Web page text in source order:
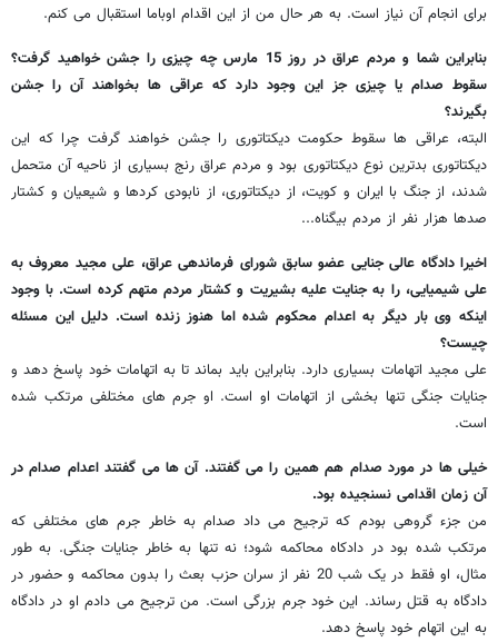
برای انجام آن نیاز است. به هر حال من از این اقدام اوباما استقبال می کنم.
بنابراین شما و مردم عراق در روز 15 مارس چه چیزی را جشن خواهید گرفت؟
سقوط صدام یا چیزی جز این وجود دارد که عراقی ها بخواهند آن را جشن
بگیرند؟
البته، عراقی ها سقوط حکومت دیکتاتوری را جشن خواهند گرفت چرا که این
دیکتاتوری بدترین نوع دیکتاتوری بود و مردم عراق رنج بسیاری از ناحیه آن متحمل
شدند، از جنگ با ایران و کویت، از دیکتاتوری، از نابودی کردها و شیعیان و کشتار
صدها هزار نفر از مردم بیگناه...
اخیرا دادگاه عالی جنایی عضو سابق شورای فرماندهی عراق، علی مجید معروف به
علی شیمیایی، را به جنایت علیه بشیریت و کشتار مردم متهم کرده است. با وجود
اینکه وی بار دیگر به اعدام محکوم شده اما هنوز زنده است. دلیل این مسئله
چیست؟
علی مجید اتهامات بسیاری دارد. بنابراین باید بماند تا به اتهامات خود پاسخ دهد و
جنایات جنگی تنها بخشی از اتهامات او است. او جرم های مختلفی مرتکب شده
است.
خیلی ها در مورد صدام هم همین را می گفتند. آن ها می گفتند اعدام صدام در
آن زمان اقدامی نسنجیده بود.
من جزء گروهی بودم که ترجیح می داد صدام به خاطر جرم های مختلفی که
مرتکب شده بود در دادکاه محاکمه شود؛ نه تنها به خاطر جنایات جنگی. به طور
مثال، او فقط در یک شب 20 نفر از سران حزب بعث را بدون محاکمه و حضور در
دادگاه به قتل رساند. این خود جرم بزرگی است. من ترجیح می دادم او در دادگاه
به این اتهام خود پاسخ دهد.